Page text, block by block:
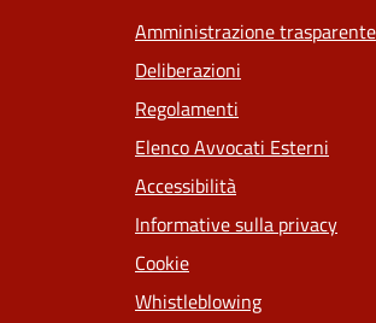
Amministrazione trasparente
Deliberazioni
Regolamenti
Elenco Avvocati Esterni
Accessibilità
Informative sulla privacy
Cookie
Whistleblowing